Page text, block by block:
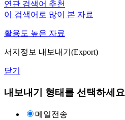
연관 검색어 추천
이 검색어로 많이 본 자료
활용도 높은 자료
서지정보 내보내기(Export)
닫기
내보내기 형태를 선택하세요
메일전송